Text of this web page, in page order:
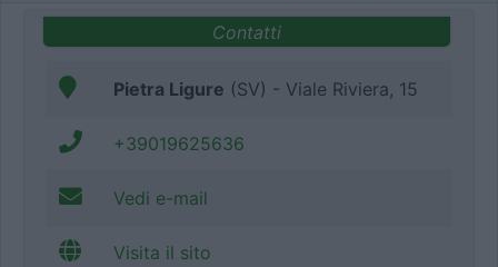
Contatti
Pietra Ligure (SV) - Viale Riviera, 15
+39019625636
Vedi e-mail
Visita il sito